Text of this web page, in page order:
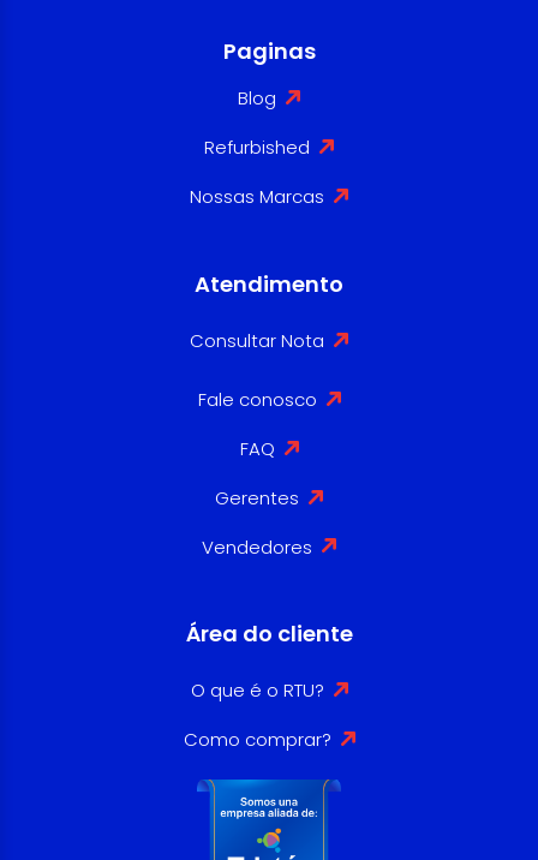
Paginas
Blog
Refurbished
Nossas Marcas
Atendimento
Consultar Nota
Fale conosco
FAQ
Gerentes
Vendedores
Área do cliente
O que é o RTU?
Como comprar?